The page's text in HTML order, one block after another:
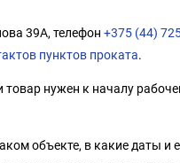
39А, телефон +375 (44)
пунктов проката.
нужен к началу
объекте, в какие даты